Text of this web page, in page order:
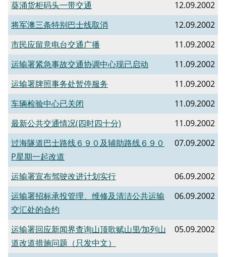
葵涌货柜码头一带交通
12.09.2002
将军澳三条特别巴士线取消
12.09.2002
市民应留意电台交通广播
11.09.2002
运输署紧急事故交通协调中心现已启动
11.09.2002
运输署牌照事务处暂停服务
11.09.2002
车辆检验中心已关闭
11.09.2002
最新公共交通情况(四时四十分)
11.09.2002
过海隧道巴士路线６９０及辅助路线６９０
P星期一起改道
07.09.2002
运输署宣布驾驶改进计划实行
06.09.2002
运输署招标承投管理、维修及清洁公共运输
交汇处的合约
06.09.2002
运输署回应新闻界查询山顶歌赋山里∕加列山
道改道措施问题（只发中文）
05.09.2002